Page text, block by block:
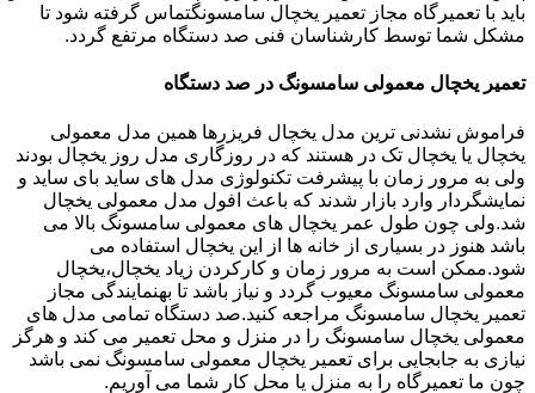
باید با تعمیرگاه مجاز تعمیر یخچال سامسونگتماس گرفته شود تا
مشکل شما توسط کارشناسان فنی صد دستگاه مرتفع گردد.
تعمیر یخچال معمولی سامسونگ در صد دستگاه
فراموش نشدنی ترین مدل یخچال فریزرها همین مدل معمولی
یخچال یا یخچال تک در هستند که در روزگاری مدل روز یخچال بودند
ولی به مرور زمان با پیشرفت تکنولوژی مدل های ساید بای ساید و
نمایشگردار وارد بازار شدند که باعث افول مدل معمولی یخچال
شد.ولی چون طول عمر یخچال های معمولی سامسونگ بالا می
باشد هنوز در بسیاری از خانه ها از این یخچال استفاده می
شود.ممکن است به مرور زمان و کارکردن زیاد یخچال،یخچال
معمولی سامسونگ معیوب گردد و نیاز باشد تا بهنمایندگی مجاز
تعمیر یخچال سامسونگ مراجعه کنید.صد دستگاه تمامی مدل های
معمولی یخچال سامسونگ را در منزل و محل تعمیر می کند و هرگز
نیازی به جابجایی برای تعمیر یخچال معمولی سامسونگ نمی باشد
چون ما تعمیرگاه را به منزل یا محل کار شما می آوریم.